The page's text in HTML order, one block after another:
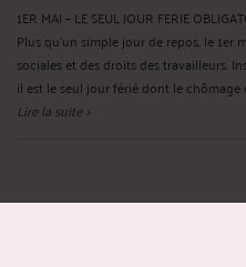
1ER MAI – LE SEUL JOUR FERIE
Plus qu’un simple jour de repos, le
sociales et des droits des travailleurs.
il est le seul jour férié dont le
Lire la suite >